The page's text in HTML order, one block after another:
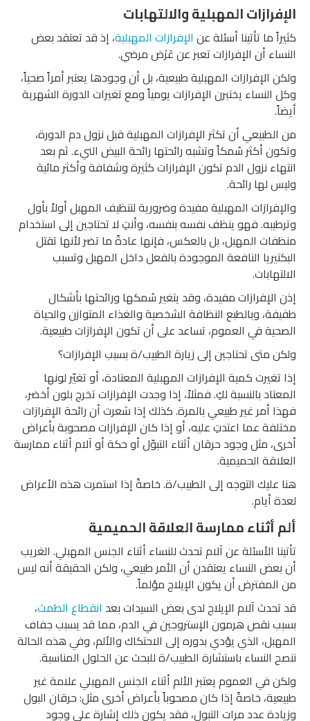
الإفرازات المهبلية والالتهابات
كثيراً ما تأتينا أسئلة عن الإفرازات المهبلية، إذ قد تعتقد بعض
النساء أن الإفرازات تعبر عن عَرَض مرضي.
ولكن الإفرازات المهبلية طبيعية، بل أن وجودها يعتبر أمراً صحياً،
وكل النساء يختبرن الإفرازات يومياً ومع تغيرات الدورة الشهرية
أيضاً.
من الطبيعي أن تكثر الإفرازات المهبلية قبل نزول دم الدورة،
وتكون أكثر سُمكاً وتشبه رائحتها رائحة البيض النيء. ثم بعد
انتهاء نزول الدم تكون الإفرازات كثيرة وشفافة وأكثر مائية
وليس لها رائحة.
والإفرازات المهبلية مفيدة وضرورية لتنظيف المهبل أولاً بأول
وترطيبه. فهو ينظف نفسه بنفسه، وأنتِ لا تحتاجين إلى استخدام
منظفات المهبل، بل بالعكس، فإنها عادةً ما تضر لأنها تقتل
البكتيريا النافعة الموجودة بالفعل داخل المهبل وتسبب
الالتهابات.
إذن الإفرازات مفيدة، وقد يتغير سُمكها ورائحتها بأشكال
طفيفة، وبالطبع النظافة الشخصية والغذاء المتوازن والحياة
الصحية في العموم، تساعد على أن تكون الإفرازات طبيعية.
ولكن متى تحتاجين إلى زيارة الطبيب/ة بسبب الإفرازات؟
إذا تغيرت كمية الإفرازات المهبلية المعتادة، أو تغيّر لونها
المعتاد بالنسبة لكِ. فمثلاً، إذا وجدت الإفرازات تخرج بلون أخضر،
فهذا أمر غير طبيعي بالمرة. كذلك إذا شعرت أن رائحة الإفرازات
مختلفة عما اعتدتِ عليه، أو إذا كان الإفرازات مصحوبة بأعراض
أخرى، مثل وجود حرقان أثناء التبوّل أو حكة أو آلام أثناء ممارسة
العلاقة الحميمية.
هنا عليك التوجه إلى الطبيب/ة. خاصةً إذا استمرت هذه الأعراض
لعدة أيام.
ألم أثناء ممارسة العلاقة الحميمية
تأتينا الأسئلة عن آلام تحدث للنساء أثناء الجنس المهبلي. الغريب
أن بعض النساء يعتقدن أن الأمر طبيعي، ولكن الحقيقة أنه ليس
من المفترض أن يكون الإيلاج مؤلماً.
قد تحدث آلام الإيلاج لدى بعض السيدات بعد انقطاع الطمث،
بسبب نقص هرمون الإستروجين في الدم، مما قد يسبب جفاف
المهبل، الذي يؤدي بدوره إلى الاحتكاك والألم، وفي هذه الحالة
ننصح النساء باستشارة الطبيب/ة للبحث عن الحلول المناسبة.
ولكن في العموم يعتبر الألم أثناء الجنس المهبلي علامة غير
طبيعية، خاصةً إذا كان مصحوباً بأعراض أخرى مثل: حرقان البول
وزيادة عدد مرات التبول، فقد يكون ذلك إشارة على وجود